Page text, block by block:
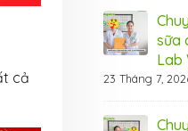
cả
hạt điều tẩm
– đột phá
sữa
Lab
23 Tháng 7,